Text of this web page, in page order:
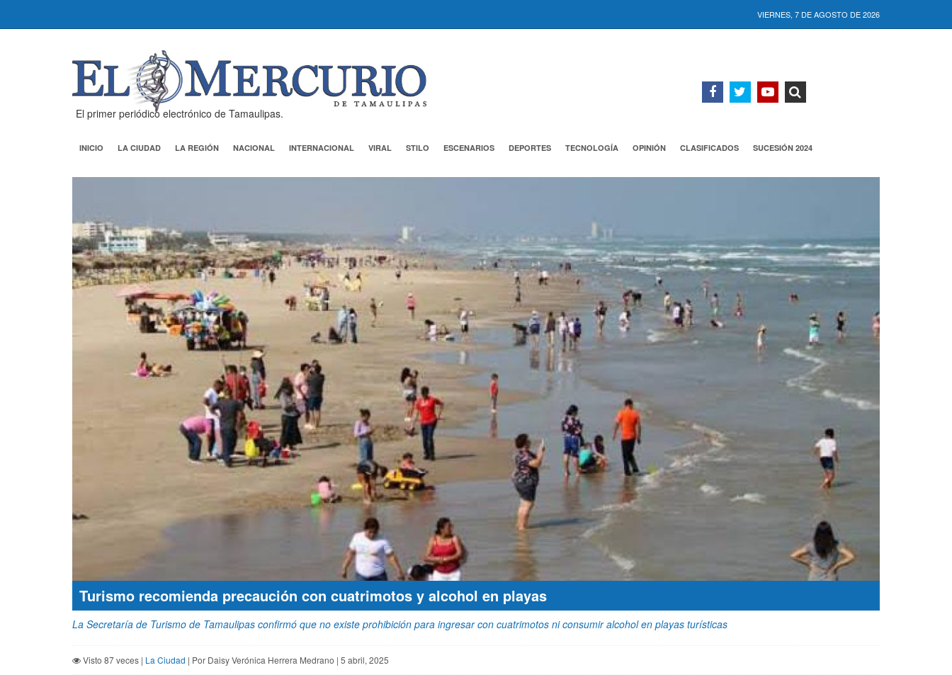
VIERNES, 7 DE AGOSTO DE 2026
El primer periódico electrónico de Tamaulipas.
INICIO LA CIUDAD LA REGIÓN NACIONAL INTERNACIONAL VIRAL STILO ESCENARIOS DEPORTES TECNOLOGÍA OPINIÓN CLASIFICADOS SUCESIÓN 2024
Turismo recomienda precaución con cuatrimotos y alcohol en playas
La Secretaría de Turismo de Tamaulipas confirmó que no existe prohibición para ingresar con cuatrimotos ni consumir alcohol en playas turísticas
Visto 87 veces | La Ciudad | Por Daisy Verónica Herrera Medrano | 5 abril, 2025